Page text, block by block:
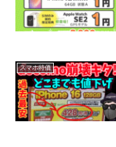
スマホ特価